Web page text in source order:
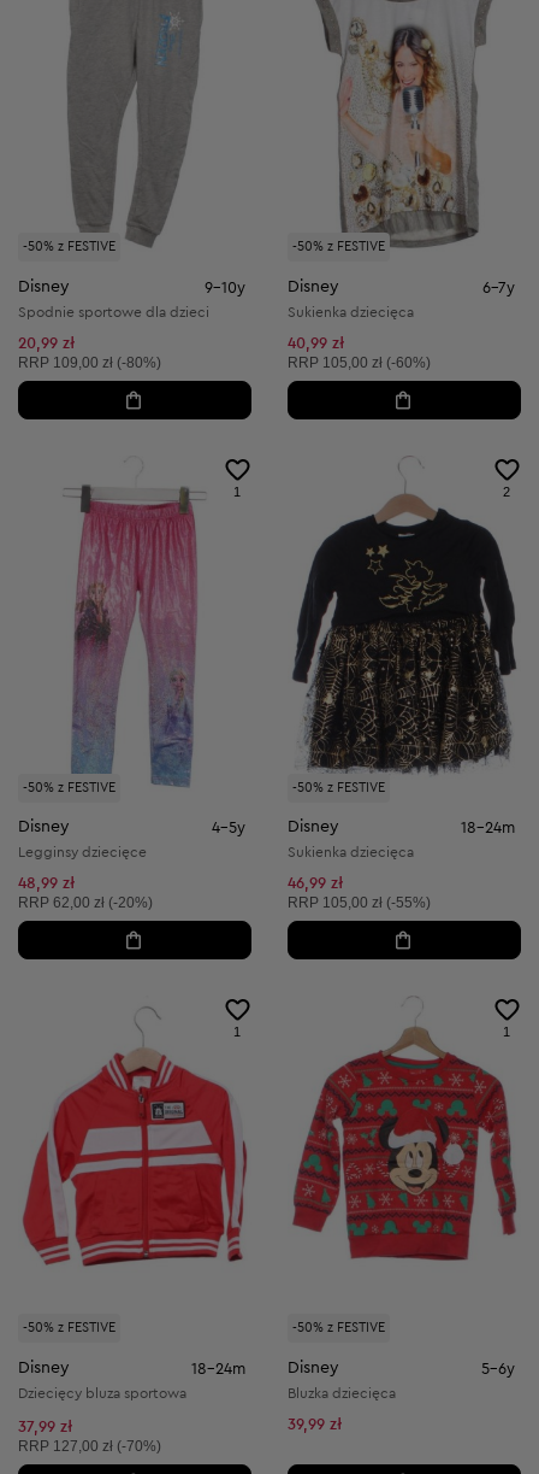
-50% z FESTIVE
Disney 9-10y
Spodnie sportowe dla dzieci
20,99 zł
Cena sugerowana:
RRP 109,00 zł (-80%)
-50% z FESTIVE
Disney 6-7y
Sukienka dziecięca
40,99 zł
Cena sugerowana:
RRP 105,00 zł (-60%)
-50% z FESTIVE
1
Disney 4-5y
Legginsy dziecięce
48,99 zł
Cena sugerowana:
RRP 62,00 zł (-20%)
-50% z FESTIVE
2
Disney 18-24m
Sukienka dziecięca
46,99 zł
Cena sugerowana:
RRP 105,00 zł (-55%)
-50% z FESTIVE
1
Disney 18-24m
Dziecięcy bluza sportowa
37,99 zł
Cena sugerowana:
RRP 127,00 zł (-70%)
-50% z FESTIVE
1
Disney 5-6y
Bluzka dziecięca
39,99 zł